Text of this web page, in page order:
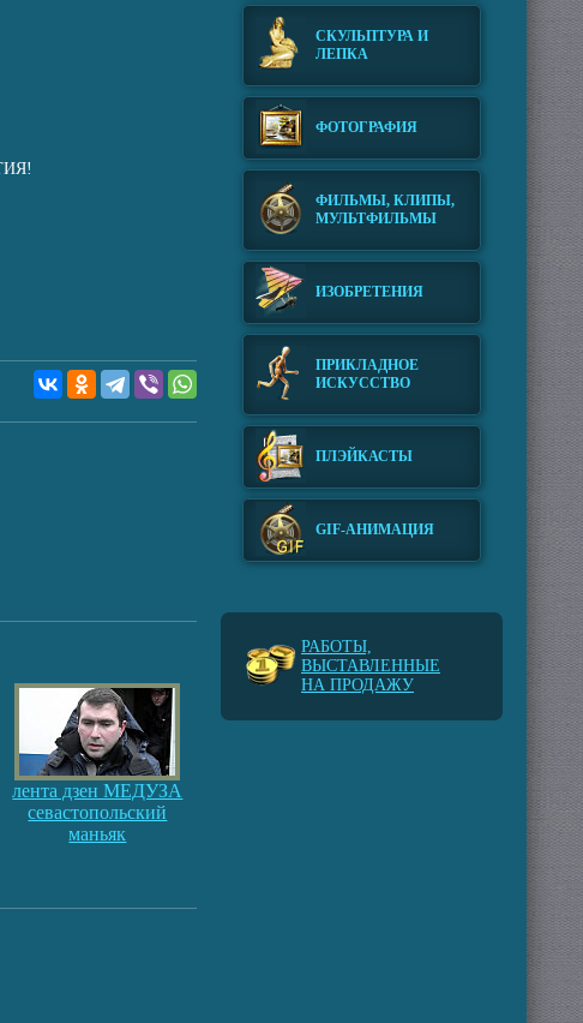
лента дзен МЕДУЗА
севастопольский
маньяк
СКУЛЬПТУРА И
ЛЕПКА
ФОТОГРАФИЯ
ФИЛЬМЫ, КЛИПЫ,
МУЛЬТФИЛЬМЫ
ИЗОБРЕТЕНИЯ
ПРИКЛАДНОЕ
ИСКУССТВО
ПЛЭЙКАСТЫ
GIF-АНИМАЦИЯ
РАБОТЫ,
ВЫСТАВЛЕННЫЕ
НА ПРОДАЖУ